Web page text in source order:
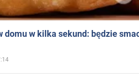
domu w kilka sekund: będzie